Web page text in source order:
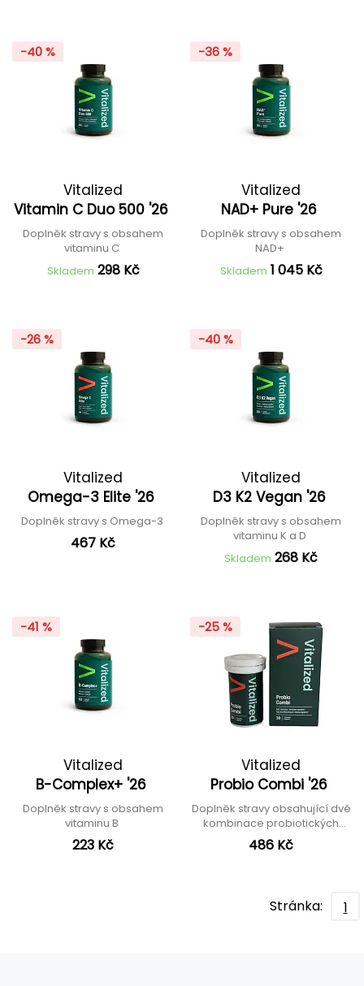
-40 %
Vitalized
Vitamin C Duo 500 '26
Doplněk stravy s obsahem
vitaminu C
Skladem 298 Kč
-36 %
Vitalized
NAD+ Pure '26
Doplněk stravy s obsahem
NAD+
Skladem 1 045 Kč
-26 %
Vitalized
Omega-3 Elite '26
Doplněk stravy s Omega-3
467 Kč
-40 %
Vitalized
D3 K2 Vegan '26
Doplněk stravy s obsahem
vitaminu K a D
Skladem 268 Kč
-41 %
Vitalized
B-Complex+ '26
Doplněk stravy s obsahem
vitaminu B
223 Kč
-25 %
Vitalized
Probio Combi '26
Doplněk stravy obsahující dvě
kombinace probiotických
kultur
486 Kč
Stránka: 1